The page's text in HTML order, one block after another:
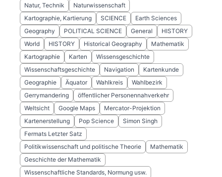
Natur, Technik
Naturwissenschaft
Kartographie, Kartierung
SCIENCE
Earth Sciences
Geography
POLITICAL SCIENCE General
HISTORY
World
HISTORY Historical Geography
Mathematik
Kartographie
Karten
Wissensgeschichte
Wissenschaftsgeschichte
Navigation
Kartenkunde
Geographie
Äquator Wahlkreis
Wahlbezirk
Gerrymandering
öffentlicher Personennahverkehr
Weltsicht
Google Maps
Mercator-Projektion
Kartenerstellung
Pop Science
Simon Singh
Fermats Letzter Satz
Politikwissenschaft und politische Theorie
Mathematik
Geschichte der Mathematik
Wissenschaftliche Standards, Normung usw.